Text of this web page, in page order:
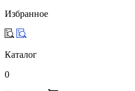
Избранное
Каталог
0